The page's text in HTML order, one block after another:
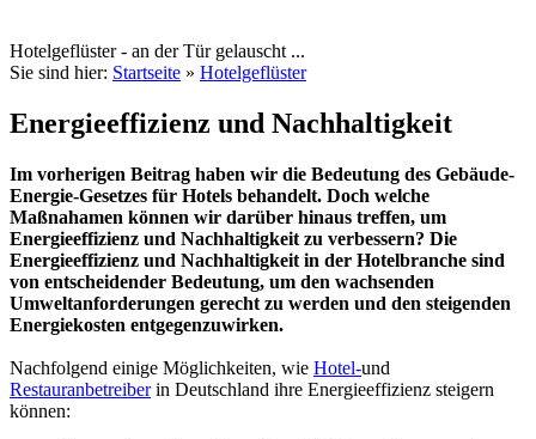
Hotelgeflüster - an der Tür gelauscht ...
Sie sind hier: Startseite » Hotelgeflüster
Energieeffizienz und Nachhaltigkeit
Im vorherigen Beitrag haben wir die Bedeutung des Gebäude-
Energie-Gesetzes für Hotels behandelt. Doch welche
Maßnahamen können wir darüber hinaus treffen, um
Energieeffizienz und Nachhaltigkeit zu verbessern? Die
Energieeffizienz und Nachhaltigkeit in der Hotelbranche sind
von entscheidender Bedeutung, um den wachsenden
Umweltanforderungen gerecht zu werden und den steigenden
Energiekosten entgegenzuwirken.
Nachfolgend einige Möglichkeiten, wie Hotel-und
Restauranbetreiberin Deutschland ihre Energieeffizienz steigern
können: